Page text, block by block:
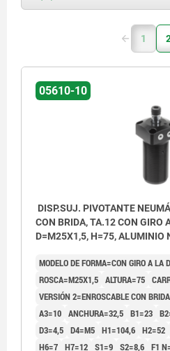
1
05610-10
DISP.SUJ. PIVOTANTE
CON BRIDA, TA.12 CON GIRO
D=M25X1,5, H=75, ALUMINIO
MODELO DE FORMA=CON GIRO A LA
ROSCA=M25X1,5 ALTURA=75
VERSIÓN 2=ENROSCABLE CON BRIDA
A3=10 ANCHURA=32,5 B1=23
D3=4,5 D4=M5 H1=104,6 H2=52
H6=7 H7=12 S1=9 S2=8,6 F1